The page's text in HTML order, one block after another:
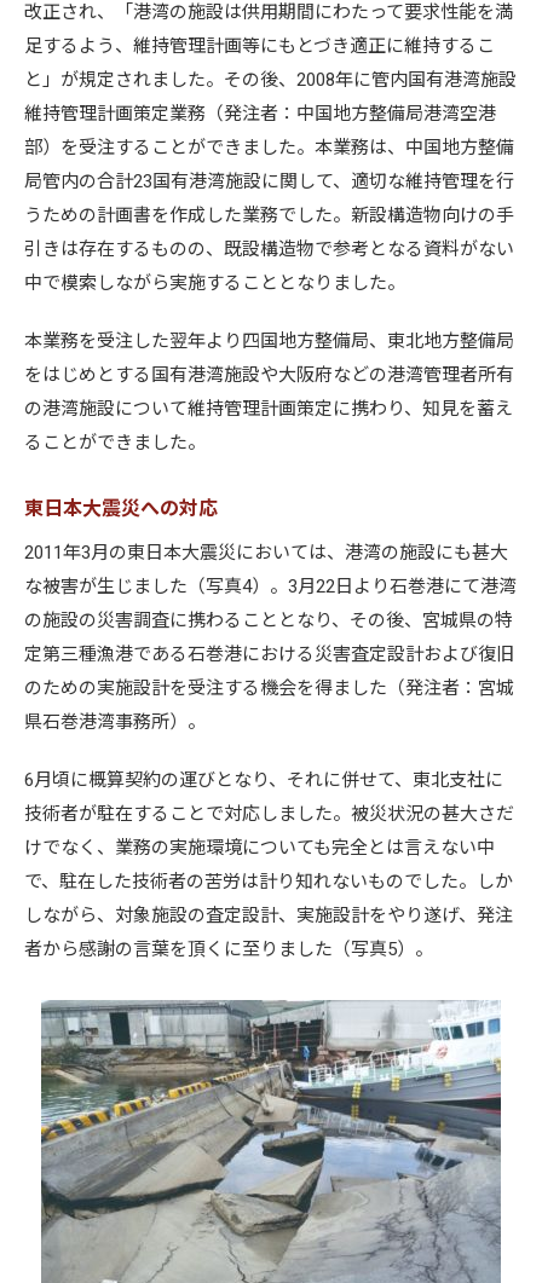
改正され、「港湾の施設は供用期間にわたって要求性能を満
足するよう、維持管理計画等にもとづき適正に維持するこ
と」が規定されました。その後、2008年に管内国有港湾施設
維持管理計画策定業務（発注者：中国地方整備局港湾空港
部）を受注することができました。本業務は、中国地方整備
局管内の合計23国有港湾施設に関して、適切な維持管理を行
うための計画書を作成した業務でした。新設構造物向けの手
引きは存在するものの、既設構造物で参考となる資料がない
中で模索しながら実施することとなりました。
本業務を受注した翌年より四国地方整備局、東北地方整備局
をはじめとする国有港湾施設や大阪府などの港湾管理者所有
の港湾施設について維持管理計画策定に携わり、知見を蓄え
ることができました。
東日本大震災への対応
2011年3月の東日本大震災においては、港湾の施設にも甚大
な被害が生じました（写真4）。3月22日より石巻港にて港湾
の施設の災害調査に携わることとなり、その後、宮城県の特
定第三種漁港である石巻港における災害査定設計および復旧
のための実施設計を受注する機会を得ました（発注者：宮城
県石巻港湾事務所）。
6月頃に概算契約の運びとなり、それに併せて、東北支社に
技術者が駐在することで対応しました。被災状況の甚大さだ
けでなく、業務の実施環境についても完全とは言えない中
で、駐在した技術者の苦労は計り知れないものでした。しか
しながら、対象施設の査定設計、実施設計をやり遂げ、発注
者から感謝の言葉を頂くに至りました（写真5）。